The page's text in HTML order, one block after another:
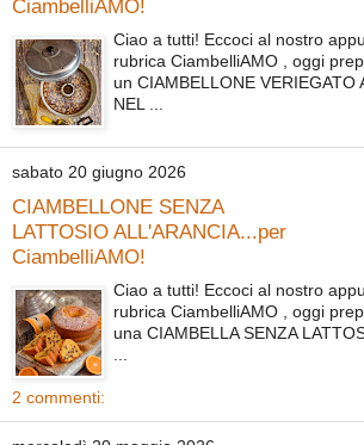
CiambelliAMO!
Ciao a tutti! Eccoci al nostro
rubrica CiambelliAMO , oggi
un CIAMBELLONE VERIEGATO
NEL ...
sabato 20 giugno 2026
CIAMBELLONE SENZA
LATTOSIO ALL'ARANCIA...per
CiambelliAMO!
Ciao a tutti! Eccoci al nostro
rubrica CiambelliAMO , oggi
una CIAMBELLA SENZA
...
2 commenti: